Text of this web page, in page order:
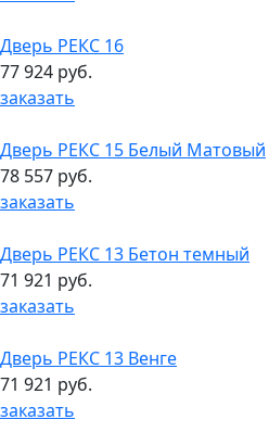
Дверь РЕКС 16
77 924 руб.
заказать
Дверь РЕКС 15 Белый Матовый
78 557 руб.
заказать
Дверь РЕКС 13 Бетон темный
71 921 руб.
заказать
Дверь РЕКС 13 Венге
71 921 руб.
заказать